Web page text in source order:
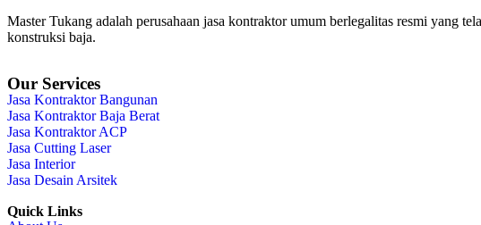
Master Tukang adalah perusahaan jasa kontraktor umum berlegalitas resmi yang
konstruksi baja.
Our Services
Jasa Kontraktor Bangunan
Jasa Kontraktor Baja Berat
Jasa Kontraktor ACP
Jasa Cutting Laser
Jasa Interior
Jasa Desain Arsitek
Quick Links